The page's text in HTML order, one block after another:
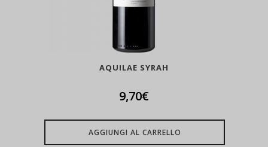
AQUILAE SYRAH
9,70€
AGGIUNGI AL CARRELLO